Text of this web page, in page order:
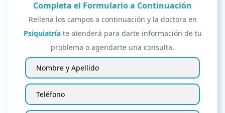
Completa el Formulario a Continuación
Rellena los campos a continuación y la doctora en
Psiquiatríate atenderá para darte información de tu
problema o agendarte una consulta.